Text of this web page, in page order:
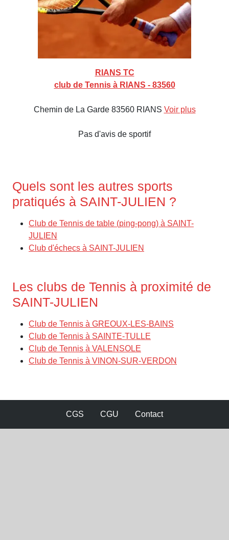
RIANS TC
club de Tennis à RIANS - 83560
Chemin de La Garde 83560 RIANS Voir plus
Pas d'avis de sportif
Quels sont les autres sports
pratiqués à SAINT-JULIEN ?
Club de Tennis de table (ping-pong) à SAINT-
JULIEN
Club d'échecs à SAINT-JULIEN
Les clubs de Tennis à proximité de
SAINT-JULIEN
Club de Tennis à GREOUX-LES-BAINS
Club de Tennis à SAINTE-TULLE
Club de Tennis à VALENSOLE
Club de Tennis à VINON-SUR-VERDON
CGS CGU Contact